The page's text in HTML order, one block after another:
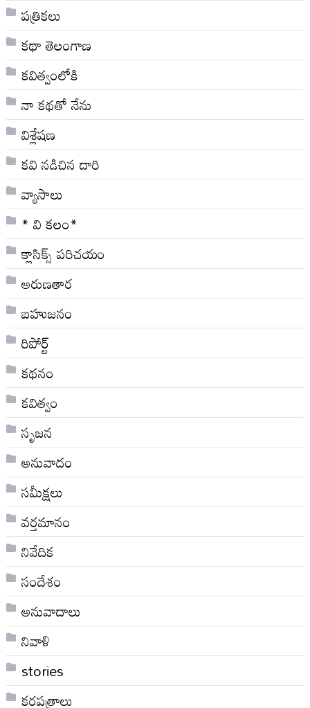
పత్రికలు
కథా తెలంగాణ
కవిత్వంలోకి
నా క‌థ‌తో నేను
విశ్లేషణ
కవి నడిచిన దారి
వ్యాసాలు
* వి క‌లం*
క్లాసిక్స్ ప‌రిచ‌యం
అరుణతార
బహుజనం
రిపోర్ట్
కథనం
కవిత్వం
సృజన
అనువాదం
సమీక్షలు
వర్తమానం
నివేదిక
సందేశం
అనువాదాలు
నివాళి
stories
కరపత్రాలు